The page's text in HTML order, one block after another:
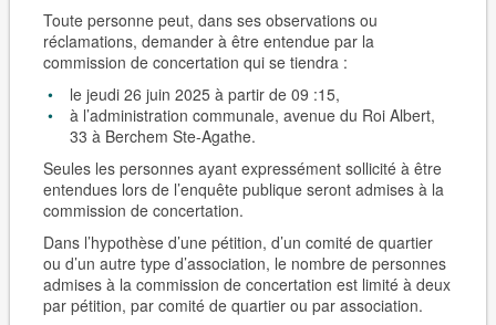
Toute personne peut, dans ses observations ou
réclamations, demander à être entendue par la
commission de concertation qui se tiendra :
le jeudi 26 juin 2025 à partir de 09 :15,
à l’administration communale, avenue du Roi Albert,
33 à Berchem Ste-Agathe.
Seules les personnes ayant expressément sollicité à être
entendues lors de l’enquête publique seront admises à la
commission de concertation.
Dans l’hypothèse d’une pétition, d’un comité de quartier
ou d’un autre type d’association, le nombre de personnes
admises à la commission de concertation est limité à deux
par pétition, par comité de quartier ou par association.